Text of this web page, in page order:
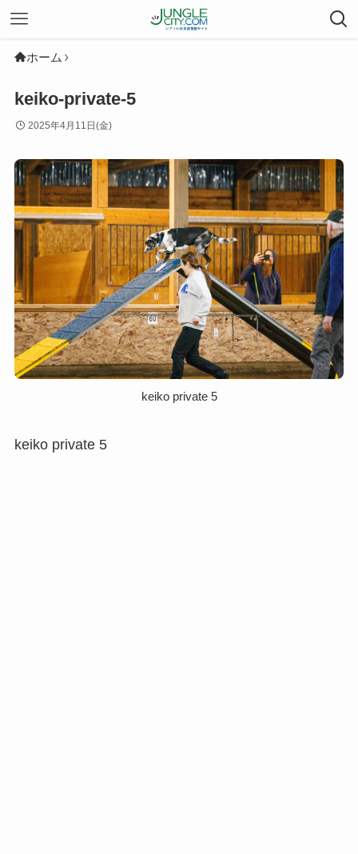
ホーム
keiko-private-5
2025年4月11日(金)
keiko private 5
keiko private 5